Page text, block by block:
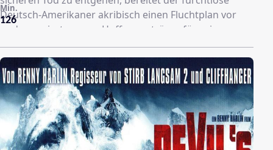
Deutsch-Amerikaner akribisch einen Fluchtplan vor
und avanciert so zum Hoffnungsträger für seine
Mitgefangenen. Nach dem gelungenen Ausbruch
beginnt jedoch eine wahre Odysee für die Männer.
Unter tragischen Umständen verliert Dieter Dengler
seine Begleiter und gelangt bald an seine körperlichen
und mentalen Grenzen. Nach Wochen wird er völlig
ausgehungert von U.S.-Soldaten gerettet und zum
gefeierten amerikanischen Kriegshelden.
126
Min.